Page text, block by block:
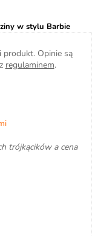
w stylu Barbie
produkt. Opinie są
regulaminem.
trójkącików a cena